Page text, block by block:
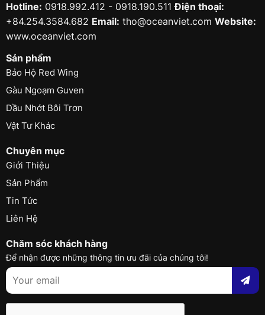
Hotline: 0918.992.412 - 0918.190.511Điện thoại:
+84.254.3584.682 Email: tho@oceanviet.com Website:
www.oceanviet.com
Sản phẩm
Bảo Hộ Red Wing
Gàu Ngoạm Guven
Dầu Nhớt Bôi Trơn
Vật Tư Khác
Chuyên mục
Giới Thiệu
Sản Phẩm
Tin Tức
Liên Hệ
Chăm sóc khách hàng
Để nhận được những thông tin ưu đãi của chúng tôi!